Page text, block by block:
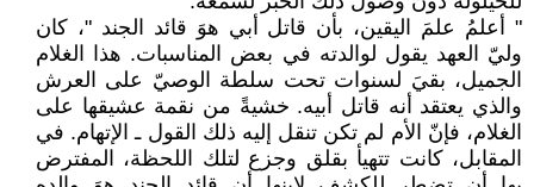
" أعلمُ علمَ اليقين، بأن قاتل أبي هوَ قائد الجند "، كان
وليّ العهد يقول لوالدته في بعض المناسبات. هذا الغلام
الجميل، بقيَ لسنوات تحت سلطة الوصيّ على العرش
والذي يعتقد أنه قاتل أبيه. خشيةً من نقمة عشيقها على
الغلام، فإنّ الأم لم تكن تنقل إليه ذلك القول ـ الإتهام. في
المقابل، كانت تتهيأ بقلق وجزع لتلك اللحظة، المفترض